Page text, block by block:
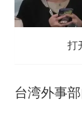
打
台湾外事